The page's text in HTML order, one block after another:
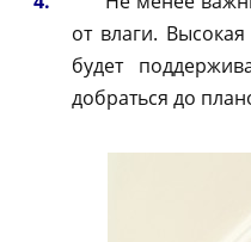
от влаги.
будет
добраться до